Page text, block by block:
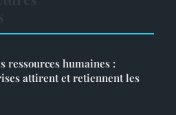
ressources humaines :
attirent et retiennent les